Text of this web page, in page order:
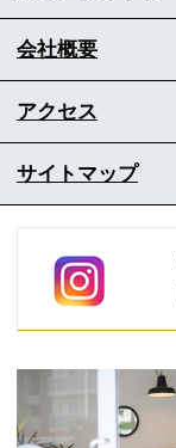
会社概要
アクセス
サイトマップ